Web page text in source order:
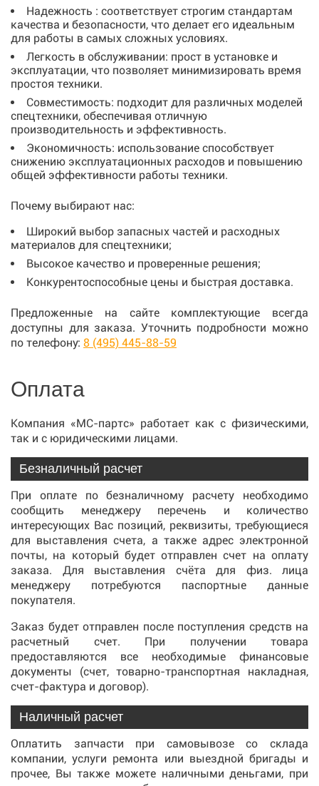
Надежность : соответствует строгим стандартам
качества и безопасности, что делает его идеальным
для работы в самых сложных условиях.
Легкость в обслуживании: прост в установке и
эксплуатации, что позволяет минимизировать время
простоя техники.
Совместимость: подходит для различных моделей
спецтехники, обеспечивая отличную
производительность и эффективность.
Экономичность: использование способствует
снижению эксплуатационных расходов и повышению
общей эффективности работы техники.
Почему выбирают нас:
Широкий выбор запасных частей и расходных
материалов для спецтехники;
Высокое качество и проверенные решения;
Конкурентоспособные цены и быстрая доставка.
Предложенные на сайте комплектующие всегда
доступны для заказа. Уточнить подробности можно
по телефону: 8 (495) 445-88-59
Оплата
Компания «МС-партс» работает как с физическими,
так и с юридическими лицами.
Безналичный расчет
При оплате по безналичному расчету необходимо
сообщить менеджеру перечень и количество
интересующих Вас позиций, реквизиты, требующиеся
для выставления счета, а также адрес электронной
почты, на который будет отправлен счет на оплату
заказа. Для выставления счёта для физ. лица
менеджеру потребуются паспортные данные
покупателя.
Заказ будет отправлен после поступления средств на
расчетный счет. При получении товара
предоставляются все необходимые финансовые
документы (счет, товарно-транспортная накладная,
счет-фактура и договор).
Наличный расчет
Оплатить запчасти при самовывозе со склада
компании, услуги ремонта или выездной бригады и
прочее, Вы также можете наличными деньгами, при